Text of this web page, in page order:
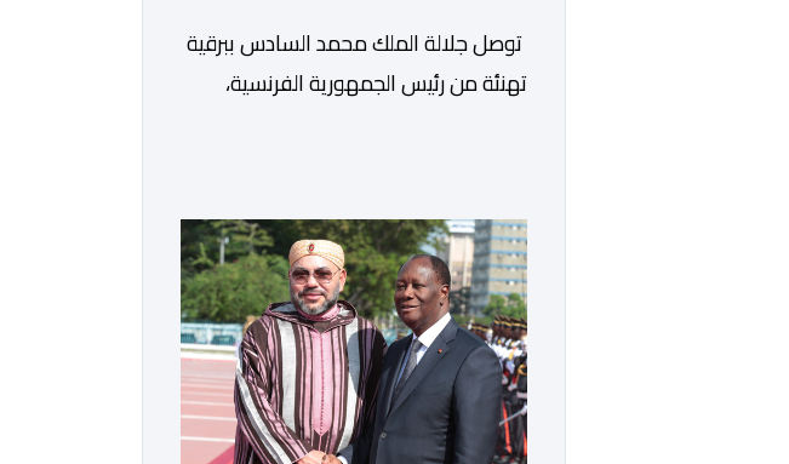
توصل جلالة الملك محمد السادس ببرقية
تهنئة من رئيس الجمهورية الفرنسية،
بالصحة والسعادة والتوفيق، مجددا
التعبير لجلالته عن مشاعر الصداقة
العميقة والمتينة التي تكنها فرنسا
وشعبها للمغرب وللشعب المغربي. وقال
الرئيس الفرنسي “لا يساورني أي شك في
أن […]